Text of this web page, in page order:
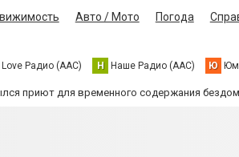
Авто / Мото Погода
Love Радио (AAC) Н Наше Радио (AAC) Ю
приют для временного содержания